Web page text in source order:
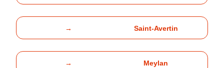
→ Saint-Avertin
→ Meylan